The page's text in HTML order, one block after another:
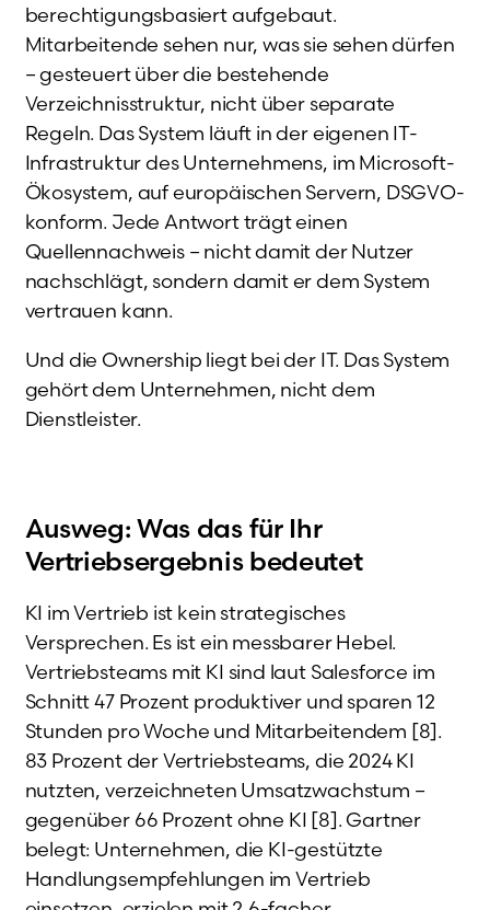
berechtigungsbasiert aufgebaut.
Mitarbeitende sehen nur, was sie sehen dürfen
– gesteuert über die bestehende
Verzeichnisstruktur, nicht über separate
Regeln. Das System läuft in der eigenen IT-
Infrastruktur des Unternehmens, im Microsoft-
Ökosystem, auf europäischen Servern, DSGVO-
konform. Jede Antwort trägt einen
Quellennachweis – nicht damit der Nutzer
nachschlägt, sondern damit er dem System
vertrauen kann.
Und die Ownership liegt bei der IT. Das System
gehört dem Unternehmen, nicht dem
Dienstleister.
Ausweg: Was das für Ihr
Vertriebsergebnis bedeutet
KI im Vertrieb ist kein strategisches
Versprechen. Es ist ein messbarer Hebel.
Vertriebsteams mit KI sind laut Salesforce im
Schnitt 47 Prozent produktiver und sparen 12
Stunden pro Woche und Mitarbeitendem [8].
83 Prozent der Vertriebsteams, die 2024 KI
nutzten, verzeichneten Umsatzwachstum –
gegenüber 66 Prozent ohne KI [8]. Gartner
belegt: Unternehmen, die KI-gestützte
Handlungsempfehlungen im Vertrieb